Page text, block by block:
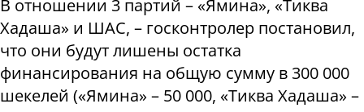
В отношении 3 партий – «Ямина», «Тиква
Хадаша» и ШАС, – госконтролер постановил,
что они будут лишены остатка
финансирования на общую сумму в 300 000
шекелей («Ямина» – 50 000, «Тиква Хадаша» –